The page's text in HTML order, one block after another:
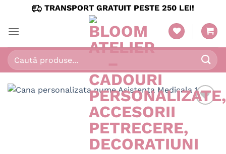
content
TRANSPORT GRATUIT PESTE 250 LEI!
Caută
după: